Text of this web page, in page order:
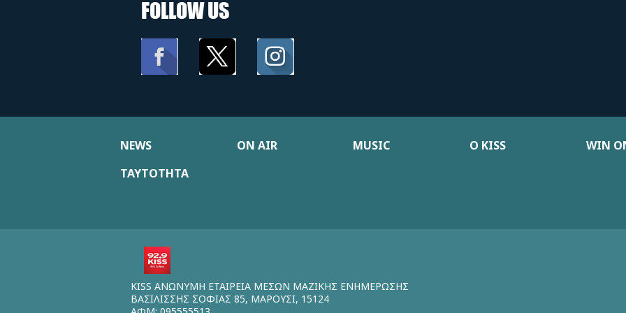
FOLLOW US
NEWS ON AIR MUSIC Ο KISS WIN
ΤΑΥΤΟΤΗΤΑ
KISS ΑΝΩΝΥΜΗ ΕΤΑΙΡΕΙΑ ΜΕΣΩΝ ΜΑΖΙΚΗΣ ΕΝΗΜΕΡΩΣΗΣ
ΒΑΣΙΛΙΣΣΗΣ ΣΟΦΙΑΣ 85, ΜΑΡΟΥΣΙ, 15124